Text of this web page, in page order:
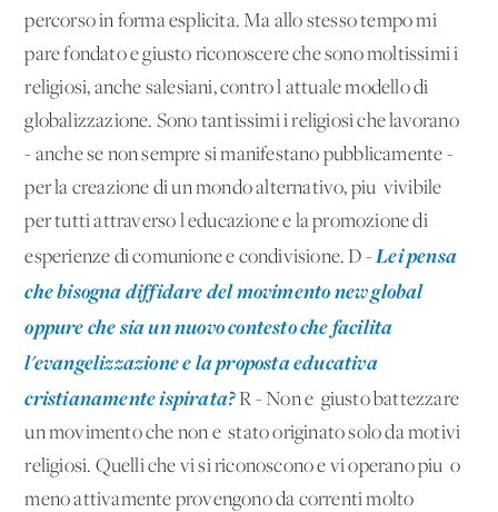
percorso in forma esplicita. Ma allo stesso tempo mi
pare fondato e giusto riconoscere che sono moltissimi i
religiosi, anche salesiani, contro l'attuale modello di
globalizzazione. Sono tantissimi i religiosi che lavorano
- anche se non sempre si manifestano pubblicamente -
per la creazione di un mondo alternativo, piu' vivibile
per tutti attraverso l'educazione e la promozione di
esperienze di comunione e condivisione. D -Lei pensa
che bisogna diffidare del movimento new global
oppure che sia un nuovo contesto che facilita
l'evangelizzazione e la proposta educativa
cristianamente ispirata?R - Non e' giusto battezzare
un movimento che non e' stato originato solo da motivi
religiosi. Quelli che vi si riconoscono e vi operano piu' o
meno attivamente provengono da correnti molto